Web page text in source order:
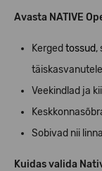
Avasta NATIVE
Kerged tossud,
täiskasvanutele
Veekindlad ja
Sobivad nii
Kuidas valida